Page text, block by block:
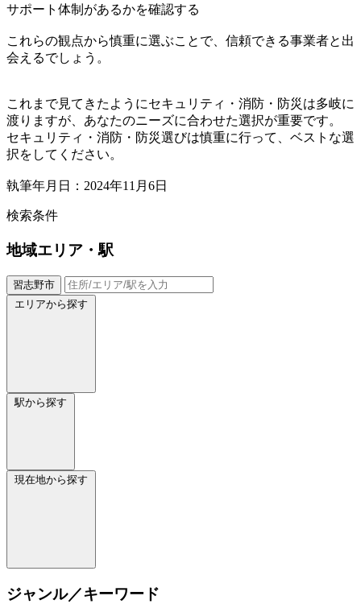
サポート体制があるかを確認する
これらの観点から慎重に選ぶことで、信頼できる事業者と出
会えるでしょう。
これまで見てきたようにセキュリティ・消防・防災は多岐に
渡りますが、あなたのニーズに合わせた選択が重要です。
セキュリティ・消防・防災選びは慎重に行って、ベストな選
択をしてください。
執筆年月日：2024年11月6日
検索条件
地域エリア・駅
習志野市
エリアから探す
駅から探す
現在地から探す
ジャンル／キーワード